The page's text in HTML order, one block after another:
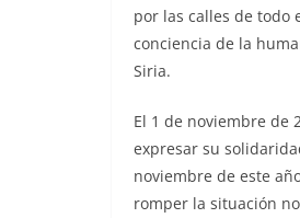
por las calles de todo
conciencia de la
Siria.
El 1 de noviembre de
expresar su
noviembre de este
romper la situación